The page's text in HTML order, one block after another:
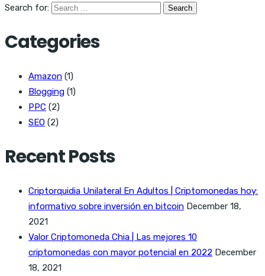
Search for:
Categories
Amazon (1)
Blogging (1)
PPC (2)
SEO (2)
Recent Posts
Criptorquidia Unilateral En Adultos | Criptomonedas hoy:
informativo sobre inversión en bitcoin December 18,
2021
Valor Criptomoneda Chia | Las mejores 10
criptomonedas con mayor potencial en 2022 December
18, 2021